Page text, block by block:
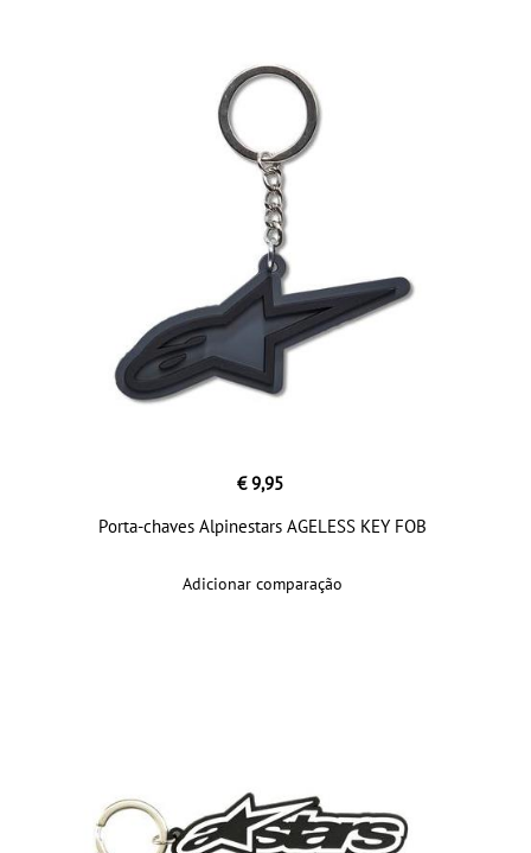
€ 9,95
Porta-chaves Alpinestars AGELESS KEY FOB
Adicionar comparação